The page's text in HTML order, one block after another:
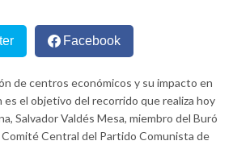
Facebook
de centros económicos y su impacto en
es el objetivo del recorrido que realiza hoy
Salvador Valdés Mesa, miembro del Buró
Central del Partido Comunista de